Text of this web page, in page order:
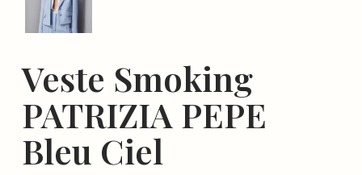
Veste Smoking
PATRIZIA PEPE
Bleu Ciel